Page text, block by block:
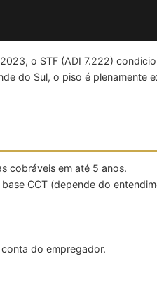
o STF (ADI 7.222)
do Sul, o piso é plenamente
cobráveis em até 5 anos.
CCT (depende do
do empregador.